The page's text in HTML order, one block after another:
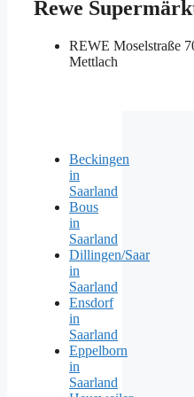
Rewe
REWE Moselstraße
Mettlach
Beckingen
in
Saarland
Bous
in
Saarland
Dillingen/Saar
in
Saarland
Ensdorf
in
Saarland
Eppelborn
in
Saarland